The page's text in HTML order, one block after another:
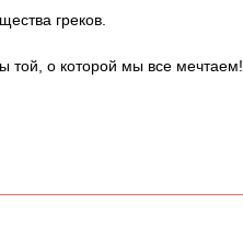
греков.
той, о которой мы все мечтаем!